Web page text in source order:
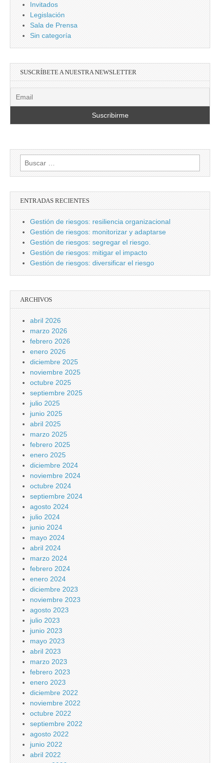
Invitados
Legislación
Sala de Prensa
Sin categoría
SUSCRÍBETE A NUESTRA NEWSLETTER
Buscar:
ENTRADAS RECIENTES
Gestión de riesgos: resiliencia organizacional
Gestión de riesgos: monitorizar y adaptarse
Gestión de riesgos: segregar el riesgo.
Gestión de riesgos: mitigar el impacto
Gestión de riesgos: diversificar el riesgo
ARCHIVOS
abril 2026
marzo 2026
febrero 2026
enero 2026
diciembre 2025
noviembre 2025
octubre 2025
septiembre 2025
julio 2025
junio 2025
abril 2025
marzo 2025
febrero 2025
enero 2025
diciembre 2024
noviembre 2024
octubre 2024
septiembre 2024
agosto 2024
julio 2024
junio 2024
mayo 2024
abril 2024
marzo 2024
febrero 2024
enero 2024
diciembre 2023
noviembre 2023
agosto 2023
julio 2023
junio 2023
mayo 2023
abril 2023
marzo 2023
febrero 2023
enero 2023
diciembre 2022
noviembre 2022
octubre 2022
septiembre 2022
agosto 2022
junio 2022
abril 2022